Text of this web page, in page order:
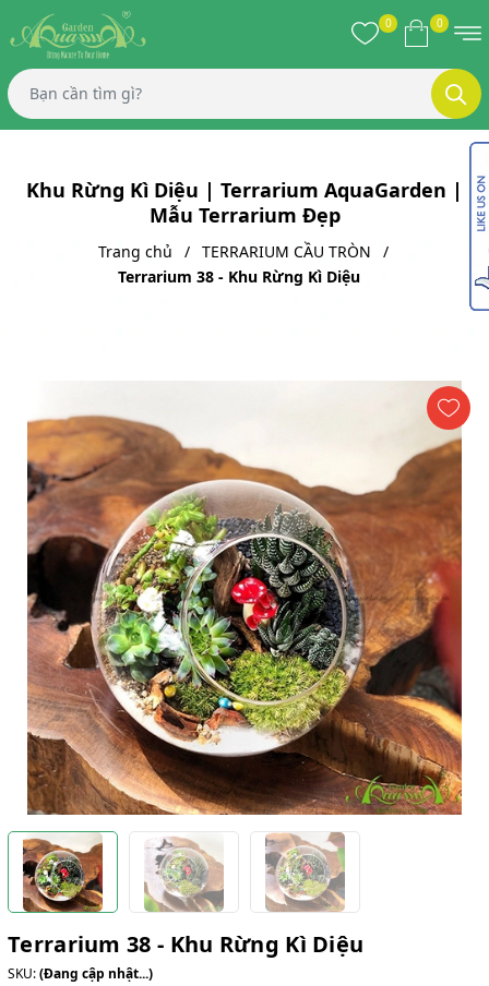
0 0
Khu Rừng Kì Diệu | Terrarium AquaGarden |
Mẫu Terrarium Đẹp
Trang chủ
TERRARIUM CẦU TRÒN
Terrarium 38 - Khu Rừng Kì Diệu
Terrarium 38 - Khu Rừng Kì Diệu
SKU:(Đang cập nhật...)